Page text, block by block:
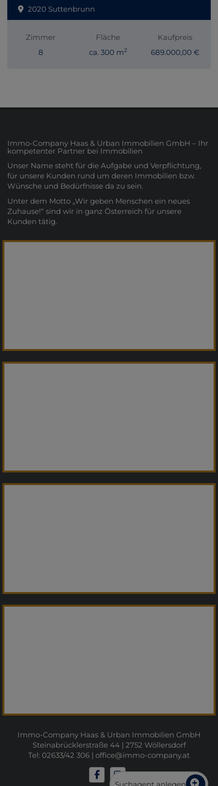
2020 Suttenbrunn
Zimmer
8
Fläche
ca. 300 m2
Kaufpreis
689.000,00 €
Immo-Company Haas & Urban Immobilien GmbH – Ihr
kompetenter Partner bei Immobilien
Unser Name steht für die Aufgabe und Verpflichtung,
für unsere Kunden rund um deren Immobilien bzw.
Wünsche und Bedürfnisse da zu sein.
Unter dem Motto „Wir geben Menschen ein neues
Zuhause!“ sind wir in ganz Österreich für unsere
Kunden tätig.
Immo-Company Haas & Urban Immobilien GmbH
Steinabrücklerstraße 44 | 2752 Wöllersdorf
Tel: 02633/42 306 | office@immo-company.at
Suchagent anlegen